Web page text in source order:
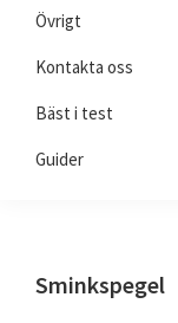
du
behöver
om
skönhet!
Övrigt
Kontakta oss
Bäst i test
Guider
Sminkspegel